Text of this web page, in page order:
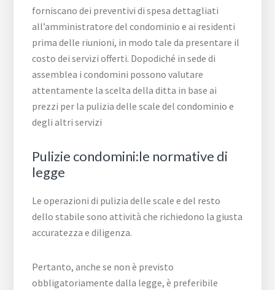
forniscano dei preventivi di spesa dettagliati
all’amministratore del condominio e ai residenti
prima delle riunioni, in modo tale da presentare il
costo dei servizi offerti. Dopodiché in sede di
assemblea i condomini possono valutare
attentamente la scelta della ditta in base ai
prezzi per la pulizia delle scale del condominio e
degli altri servizi
Pulizie condomini:le normative di
legge
Le operazioni di pulizia delle scale e del resto
dello stabile sono attività che richiedono la giusta
accuratezza e diligenza.
Pertanto, anche se non è previsto
obbligatoriamente dalla legge, è preferibile